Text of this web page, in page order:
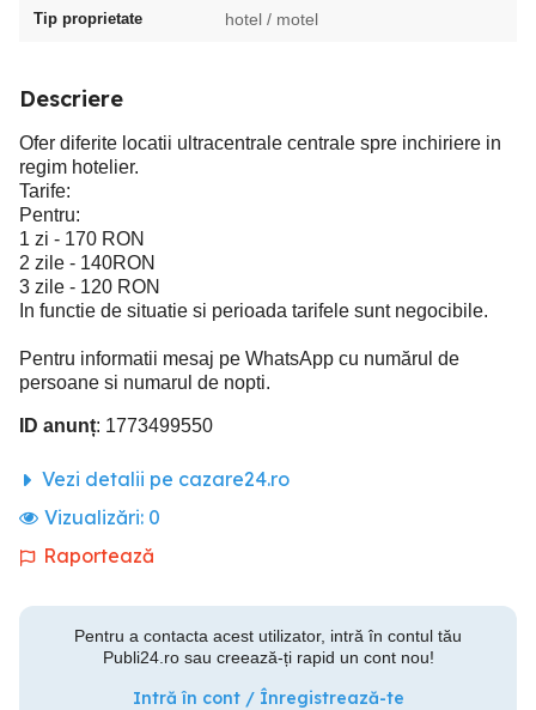
Tip proprietate hotel / motel
Descriere
Ofer diferite locatii ultracentrale centrale spre inchiriere in
regim hotelier.
Tarife:
Pentru:
1 zi - 170 RON
2 zile - 140RON
3 zile - 120 RON
In functie de situatie si perioada tarifele sunt negocibile.
Pentru informatii mesaj pe WhatsApp cu numărul de
persoane si numarul de nopti.
ID anunț: 1773499550
Vezi detalii pe cazare24.ro
Vizualizări: 0
Raportează
Pentru a contacta acest utilizator, intră în contul tău
Publi24.ro sau creează-ți rapid un cont nou!
Intră în cont / Înregistrează-te